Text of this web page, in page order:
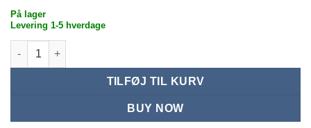
På lager
Levering 1-5 hverdage
Kuglepen LOTTO blå blæk 0,5mm antal
TILFØJ TIL KURV
BUY NOW